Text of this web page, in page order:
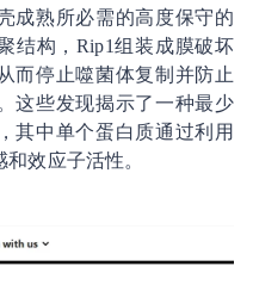
成熟所必需的高度保守的
结构，Rip1组装成膜破坏
而停止噬菌体复制并防止
这些发现揭示了一种最少
其中单个蛋白质通过利用
效应子活性。